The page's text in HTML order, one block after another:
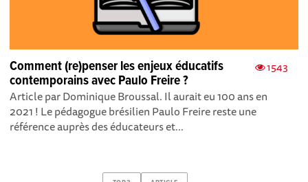
1543
Comment (re)penser les enjeux éducatifs
contemporains avec Paulo Freire ?
Article par Dominique Broussal. Il aurait eu 100 ans en
2021 ! Le pédagogue brésilien Paulo Freire reste une
référence auprès des éducateurs et...